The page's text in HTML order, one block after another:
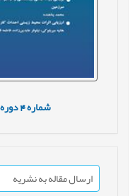
شماره4 دوره3
ارسال مقاله به نشریه